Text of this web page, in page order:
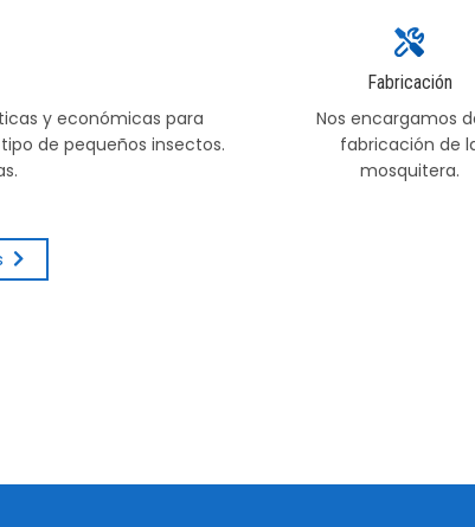
y económicas para
de pequeños insectos.
Fabricación
Nos encargamos
fabricación de
mosquitera.